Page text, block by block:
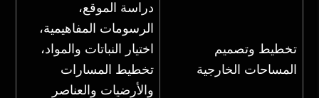
تخطيط وتصميم
المساحات الخارجية
دراسة الموقع،
الرسومات المفاهيمية،
اختيار النباتات والمواد،
تخطيط المسارات
والأرضيات والعناصر